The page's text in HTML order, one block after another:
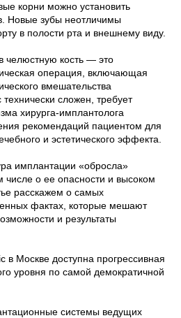
корни можно установить
Новые зубы неотличимы
в полости рта и внешнему виду.
челюстную кость — это
операция, включающая
вмешательства
сложен, требует
хирурга-имплантолога
рекомендаций пациентом для
и эстетического эффекта.
имплантации «обросла»
о ее опасности и высоком
расскажем о самых
фактах, которые мешают
и результаты
в Москве доступна прогрессивная
уровня по самой демократичной
системы ведущих